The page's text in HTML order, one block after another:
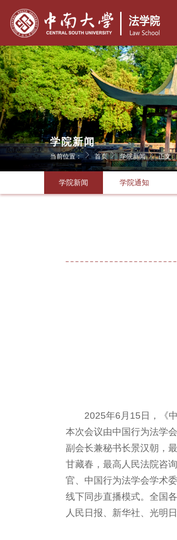
学院新闻
当前位置： 首页 学院新闻 正文
学院新闻 学院通知
2025年6月15日，《
本次会议由中国行为法学
副会长兼秘书长景汉朝，
甘藏春，最高人民法院咨
官、中国行为法学会学术
线下同步直播模式。全国
人民日报、新华社、光明